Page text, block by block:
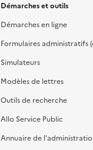
Démarches et outils
Démarches en ligne
Formulaires administratifs
Simulateurs
Modèles de lettres
Outils de recherche
Allo Service Public
Annuaire de